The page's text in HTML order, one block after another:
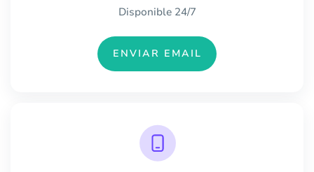
Disponible 24/7
ENVIAR EMAIL